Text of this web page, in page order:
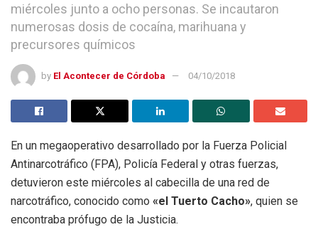
miércoles junto a ocho personas. Se incautaron
numerosas dosis de cocaína, marihuana y
precursores químicos
by El Acontecer de Córdoba 04/10/2018
En un megaoperativo desarrollado por la Fuerza Policial
Antinarcotráfico (FPA), Policía Federal y otras fuerzas,
detuvieron este miércoles al cabecilla de una red de
narcotráfico, conocido como «el Tuerto Cacho», quien se
encontraba prófugo de la Justicia.